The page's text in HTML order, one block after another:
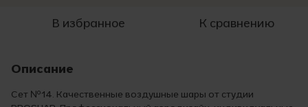
В избранное К сравнению
Описание
Сет №14. Качественные воздушные шары от студии